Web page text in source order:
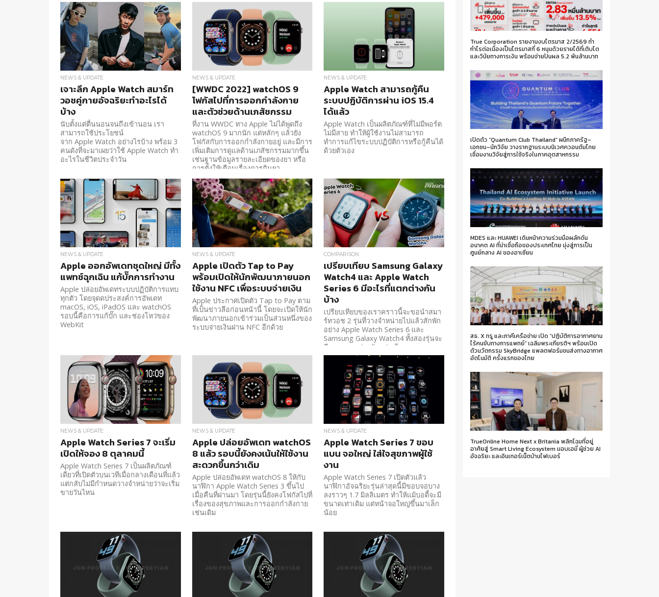
NEWS & UPDATE
เจาะลึก Apple Watch สมาร์ท
วอชคู่กายอัจฉริยะทำอะไรได้
บ้าง
นับตั้งแต่ตื่นนอนจนถึงเข้านอน เรา
สามารถใช้ประโยชน์
จาก Apple Watch อย่างไรบ้าง พร้อม 3
คนดังที่จะมาเผยว่าใช้ Apple Watch ทำ
อะไรในชีวิตประจำวัน
NEWS & UPDATE
[WWDC 2022] watchOS 9
โฟกัสไปที่การออกกำลังกาย
และตัวช่วยด้านเภสัชกรรม
ที่งาน WWDC ทาง Apple ไม่ได้พูดถึง
watchOS 9 มากนัก แต่หลักๆ แล้วยัง
โฟกัสกับการออกกำลังกายอยู่ และมีการ
เพิ่มเติมการดูแลด้านเภสัชกรรมมากขึ้น
เช่นฐานข้อมูลรายละเอียดของยา หรือ
การตั้งให้เตือนเรื่องการกินยา
NEWS & UPDATE
Apple Watch สามารถกู้คืน
ระบบปฏิบัติการผ่าน iOS 15.4
ได้แล้ว
Apple Watch เป็นผลิตภัณฑ์ที่ไม่มีพอร์ต
ไม่มีสาย ทำให้ผู้ใช้งานไม่สามารถ
ทำการแก้ไขระบบปฏิบัติการหรือกู้คืนได้
ด้วยตัวเอง
NEWS & UPDATE
Apple ออกอัพเดทชุดใหญ่ มีทั้ง
แพทช์ฉุกเฉิน แก้บั๊กการทำงาน
Apple ปล่อยอัพเดทระบบปฏิบัติการแทบ
ทุกตัว โดยจุดดประสงค์การอัพเดท
macOS, iOS, iPadOS และ watchOS
รอบนี้คือการแก้บั๊ก และช่องโหว่ของ
WebKit
NEWS & UPDATE
Apple เปิดตัว Tap to Pay
พร้อมเปิดให้นักพัฒนาภายนอก
ใช้งาน NFC เพื่อระบบจ่ายเงิน
Apple ประกาศเปิดตัว Tap to Pay ตาม
ที่เป็นข่าวลือก่อนหน้านี้ โดยจะเปิดให้นัก
พัฒนาภายนอกเข้าร่วมเป็นส่วนหนึ่งของ
ระบบจ่ายเงินผ่าน NFC อีกด้วย
COMPARISON
เปรียบเทียบ Samsung Galaxy
Watch4 และ Apple Watch
Series 6 มีอะไรที่แตกต่างกัน
บ้าง
เปรียบเทียบของเราคราวนี้จะขอนำสมา
ร์ทวอช 2 รุ่นที่วางจำหน่ายไปแล้วสักพัก
อย่าง Apple Watch Series 6 และ
Samsung Galaxy Watch4 ทั้งสองรุ่นจะ
มีความแตกต่างกันอย่างไร
NEWS & UPDATE
Apple Watch Series 7 จะเริ่ม
เปิดให้จอง 8 ตุลาคมนี้
Apple Watch Series 7 เป็นผลิตภัณฑ์
เดียวที่เปิดตัวบนเวทีเมื่อกลางเดือนที่แล้ว
แต่กลับไม่มีกำหนดวางจำหน่ายว่าจะเริ่ม
ขายวันไหน
NEWS & UPDATE
Apple ปล่อยอัพเดท watchOS
8 แล้ว รอบนี้ยังคงเน้นให้ใช้งาน
สะดวกขึ้นกว่าเดิม
Apple ปล่อยอัพเดท watchOS 8 ให้กับ
นาฬิกา Apple Watch Series 3 ขึ้นไป
เมื่อคืนที่ผ่านมา โดยรุ่นนี้ยังคงโฟกัสไปที่
เรื่องของสุขภาพและการออกกำลังกาย
เช่นเดิม
NEWS & UPDATE
Apple Watch Series 7 ขอบ
แบน จอใหญ่ ใส่ใจสุขภาพผู้ใช้
งาน
Apple Watch Series 7 เปิดตัวแล้ว
นาฬิกาอัจฉริยะรุ่นล่าสุดนี้มีขอบจอบาง
ลงราวๆ 1.7 มิลลิเมตร ทำให้แม้บอดี้จะมี
ขนาดเท่าเดิม แต่หน้าจอใหญ่ขึ้นมาเล็ก
น้อย
True Corporation รายงานงบไตรมาส 2/2569 ทำ
กำไรต่อเนื่องเป็นไตรมาสที่ 6 หนุนด้วยรายได้ที่เติบโต
และวินัยทางการเงิน พร้อมจ่ายปันผล 5.2 พันล้านบาท
เปิดตัว “Quantum Club Thailand” ผนึกภาครัฐ–
เอกชน–นักวิจัย วางรากฐานระบบนิเวศควอนตัมไทย
เชื่อมงานวิจัยสู่การใช้จริงในภาคอุตสาหกรรม
MDES และ HUAWEI เดินหน้าความร่วมมือผลักดัน
อนาคต AI ที่น่าเชื่อถือของประเทศไทย มุ่งสู่การเป็น
ศูนย์กลาง AI ของอาเซียน
สธ. X ทรู และภาคีเครือข่าย เปิด “ปฏิบัติการอากาศยาน
ไร้คนขับทางการแพทย์” เฉลิมพระเกียรติฯ พร้อมเปิด
ตัวนวัตกรรม SkyBridge แพลตฟอร์มขนส่งทางอากาศ
อัตโนมัติ ครั้งแรกของไทย
TrueOnline Home Next x Britania พลิกโฉมที่อยู่
อาศัยสู่ Smart Living Ecosystem มอบเอมี่ ผู้ช่วย AI
อัจฉริยะ และอินเทอร์เน็ตบ้านไฟเบอร์